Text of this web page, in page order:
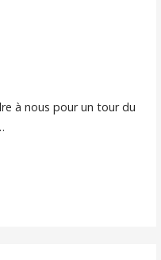
à nous pour un tour du